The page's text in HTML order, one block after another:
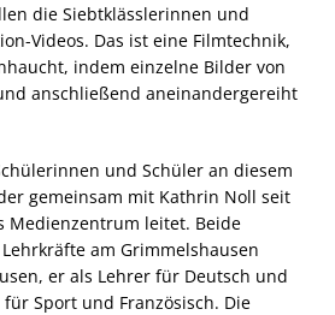
die Siebtklässlerinnen und
Videos. Das ist eine Filmtechnik,
indem einzelne Bilder von
anschließend aneinandergereiht
und Schüler an diesem
gemeinsam mit Kathrin Noll seit
Medienzentrum leitet. Beide
am Grimmelshausen
er als Lehrer für Deutsch und
Sport und Französisch. Die